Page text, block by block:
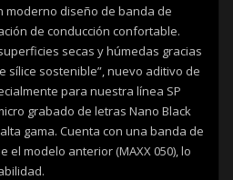
moderno diseño de banda de
de conducción confortable.
secas y húmedas gracias
sílice sostenible”, nuevo aditivo de
para nuestra línea SP
grabado de letras Nano Black
gama. Cuenta con una banda de
el modelo anterior (MAXX 050), lo